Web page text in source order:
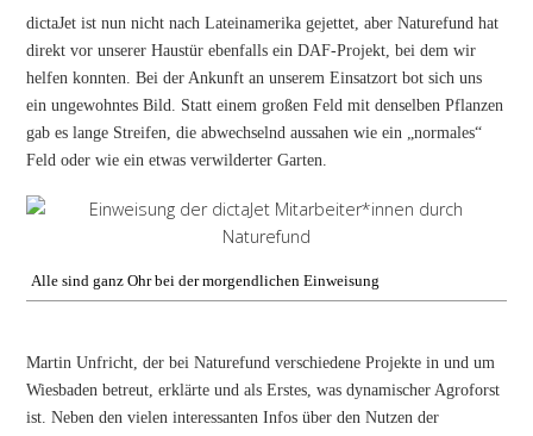
dictaJet ist nun nicht nach Lateinamerika gejettet, aber Naturefund hat
direkt vor unserer Haustür ebenfalls ein DAF-Projekt, bei dem wir
helfen konnten. Bei der Ankunft an unserem Einsatzort bot sich uns
ein ungewohntes Bild. Statt einem großen Feld mit denselben Pflanzen
gab es lange Streifen, die abwechselnd aussahen wie ein „normales“
Feld oder wie ein etwas verwilderter Garten.
Alle sind ganz Ohr bei der morgendlichen Einweisung
Martin Unfricht, der bei Naturefund verschiedene Projekte in und um
Wiesbaden betreut, erklärte und als Erstes, was dynamischer Agroforst
ist. Neben den vielen interessanten Infos über den Nutzen der